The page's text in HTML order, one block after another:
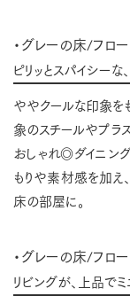
・グレーの床/フロ
ピリッとスパイシーな
ややクールな印象を
象のスチールやプラ
おしゃれ◎ダイニン
もりや素材感を加え
床の部屋に。
・グレーの床/フロ
リビングが、上品で